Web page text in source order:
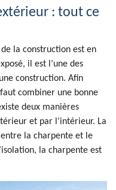
: tout ce
la construction est en
il est l’une des
construction. Afin
combiner une bonne
deux manières
et par l’intérieur. La
la charpente et le
la charpente est